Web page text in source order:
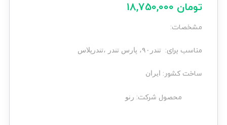
تومان
مشخصات:
مناسب برای: تندر۹۰، پارس تندر ،تندرپلاس
ساخت کشور: ایران
محصول شرکت: رنو